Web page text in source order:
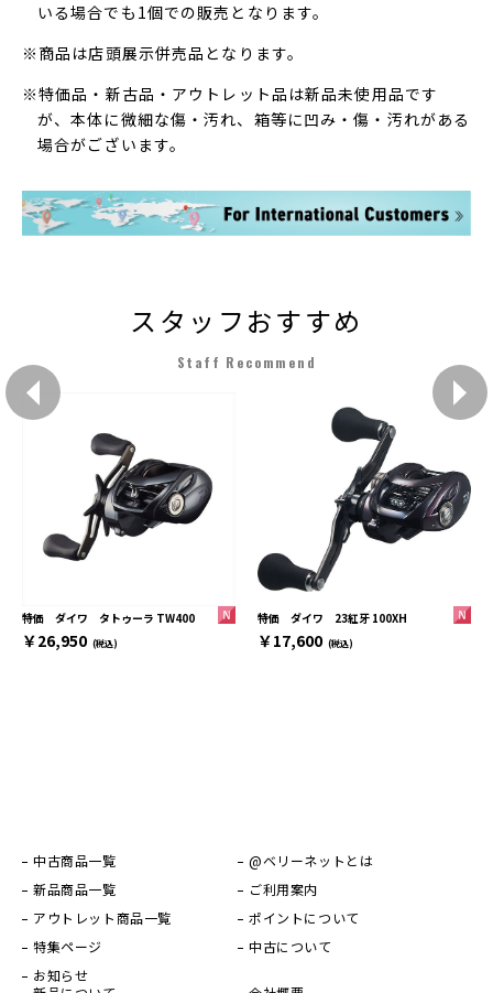
いる場合でも1個での販売となります。
※商品は店頭展示併売品となります。
※特価品・新古品・アウトレット品は新品未使用品です
が、本体に微細な傷・汚れ、箱等に凹み・傷・汚れがある
場合がございます。
スタッフおすすめ
Staff Recommend
特価 ダイワ タトゥーラ TW400
￥26,950 (税込)
特価 ダイワ 23紅牙 100XH
￥17,600 (税込)
中古商品一覧
新品商品一覧
アウトレット商品一覧
特集ページ
お知らせ
@ベリーネットとは
ご利用案内
ポイントについて
中古について